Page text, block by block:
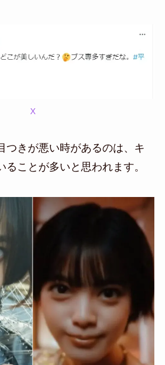
X
つきが悪い時があるのは、キ
ることが多いと思われます。